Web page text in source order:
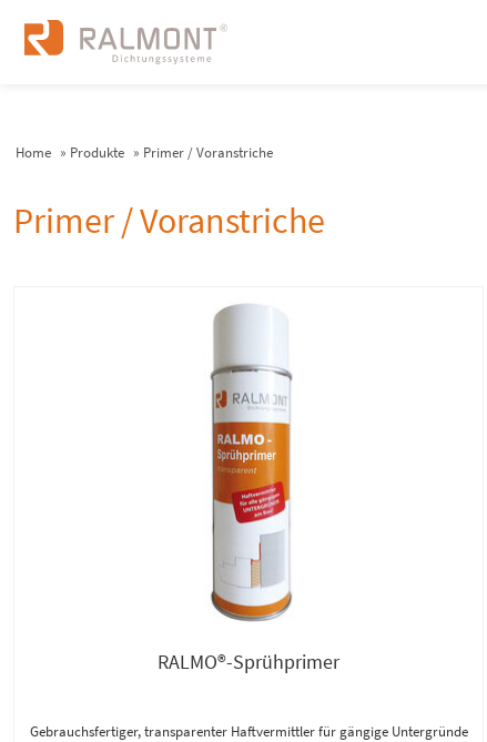
Home » Produkte » Primer / Voranstriche
Primer / Voranstriche
RALMO®-Sprühprimer
Gebrauchsfertiger, transparenter Haftvermittler für gängige Untergründe